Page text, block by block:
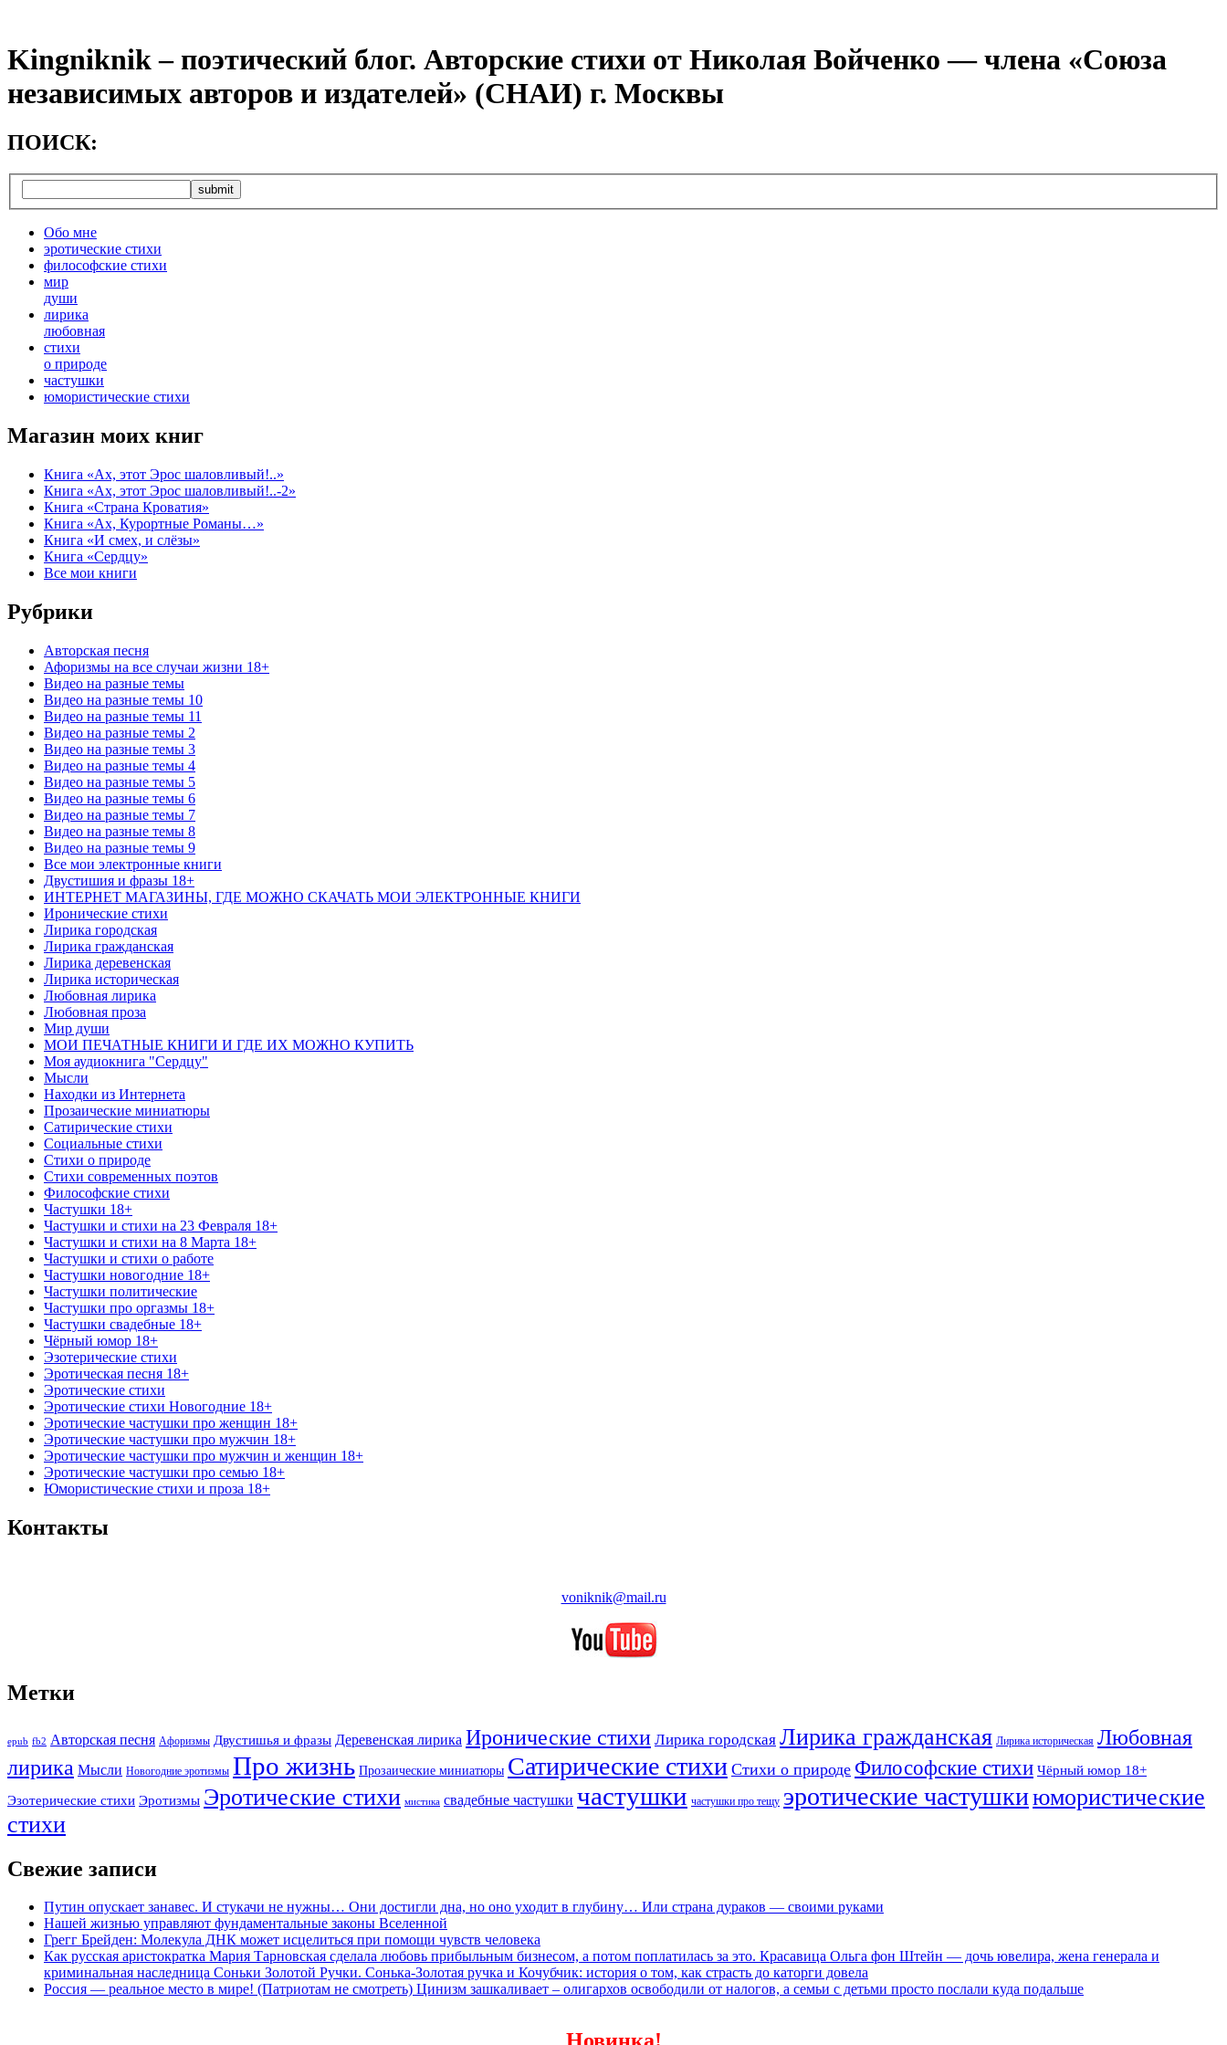
Kingniknik – поэтический блог. Авторские стихи от Николая Войченко — члена «Союза
независимых авторов и издателей» (СНАИ) г. Москвы
ПОИСК:
Обо мне
эротические стихи
философские стихи
мир
души
лирика
любовная
cтихи
о природе
частушки
юмористические стихи
Магазин моих книг
Книга «Ах, этот Эрос шаловливый!..»
Книга «Ах, этот Эрос шаловливый!..-2»
Книга «Страна Кроватия»
Книга «Ах, Курортные Романы…»
Книга «И смех, и слёзы»
Книга «Сердцу»
Все мои книги
Рубрики
Авторская песня
Афоризмы на все случаи жизни 18+
Видео на разные темы
Видео на разные темы 10
Видео на разные темы 11
Видео на разные темы 2
Видео на разные темы 3
Видео на разные темы 4
Видео на разные темы 5
Видео на разные темы 6
Видео на разные темы 7
Видео на разные темы 8
Видео на разные темы 9
Все мои электронные книги
Двустишия и фразы 18+
ИНТЕРНЕТ МАГАЗИНЫ, ГДЕ МОЖНО СКАЧАТЬ МОИ ЭЛЕКТРОННЫЕ КНИГИ
Иронические стихи
Лирика городская
Лирика гражданская
Лирика деревенская
Лирика историческая
Любовная лирика
Любовная проза
Мир души
МОИ ПЕЧАТНЫЕ КНИГИ И ГДЕ ИХ МОЖНО КУПИТЬ
Моя аудиокнига "Сердцу"
Мысли
Находки из Интернета
Прозаические миниатюры
Сатирические стихи
Социальные стихи
Стихи о природе
Стихи современных поэтов
Философские стихи
Частушки 18+
Частушки и стихи на 23 Февраля 18+
Частушки и стихи на 8 Марта 18+
Частушки и стихи о работе
Частушки новогодние 18+
Частушки политические
Частушки про оргазмы 18+
Частушки свадебные 18+
Чёрный юмор 18+
Эзотерические стихи
Эротическая песня 18+
Эротические стихи
Эротические стихи Новогодние 18+
Эротические частушки про женщин 18+
Эротические частушки про мужчин 18+
Эротические частушки про мужчин и женщин 18+
Эротические частушки про семью 18+
Юмористические стихи и проза 18+
Контакты
voniknik@mail.ru
Метки
epub fb2 Авторская песня Афоризмы Двустишья и фразы Деревенская лирика Иронические стихи Лирика городская Лирика гражданская Лирика историческая Любовная
лирика Мысли Новогодние эротизмы Про жизнь Прозаические миниатюры Сатирические стихи Стихи о природе Философские стихи Чёрный юмор 18+
Эзотерические стихи Эротизмы Эротические стихи мистика свадебные частушки частушки частушки про тещу эротические частушкиюмористические
стихи
Свежие записи
Путин опускает занавес. И стукачи не нужны… Они достигли дна, но оно уходит в глубину… Или страна дураков — своими руками
Нашей жизнью управляют фундаментальные законы Вселенной
Грегг Брейден: Молекула ДНК может исцелиться при помощи чувств человека
Как русская аристократка Мария Тарновская сделала любовь прибыльным бизнесом, а потом поплатилась за это. Красавица Ольга фон Штейн — дочь ювелира, жена генерала и
криминальная наследница Соньки Золотой Ручки. Сонька-Золотая ручка и Кочубчик: история о том, как страсть до каторги довела
Россия — реальное место в мире! (Патриотам не смотреть) Цинизм зашкаливает – олигархов освободили от налогов, а семьи с детьми просто послали куда подальше